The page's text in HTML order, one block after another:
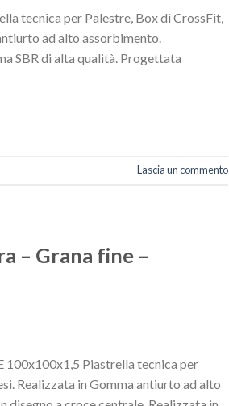
tecnica per Palestre, Box di CrossFit,
ad alto assorbimento.
SBR di alta qualità. Progettata
Lascia un commento
– Grana fine –
100x100x1,5 Piastrella tecnica per
Realizzata in Gomma antiurto ad alto